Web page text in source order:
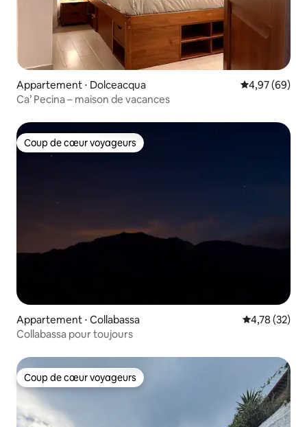
Appartement ⋅ Dolceacqua Évaluation
4,97 (69)
Ca’ Pecina – maison de vacances
Coup de cœur voyageurs
Coup de cœur voyageurs
Appartement ⋅ Collabassa Évaluation
4,78 (32)
Collabassa pour toujours
Coup de cœur voyageurs
Coup de cœur voyageurs